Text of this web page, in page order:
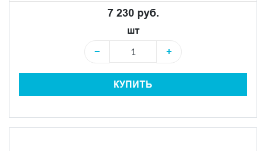
7 230 руб.
шт
−
+
КУПИТЬ